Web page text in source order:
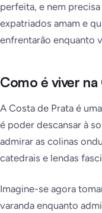
perfeita, e nem
expatriados amam e
enfrentarão enquanto
Como é viver
A Costa de Prata é
é poder descansar à
admirar as colinas
catedrais e lendas
Imagine-se agora
varanda enquanto